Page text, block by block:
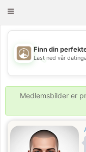
Toggle
💖
Finn din
Last ned vår
Medlemsbilder er